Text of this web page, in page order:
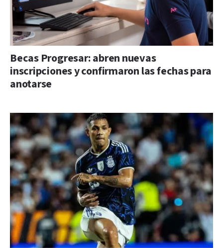
Becas Progresar: abren nuevas
inscripciones y confirmaron las fechas para
anotarse